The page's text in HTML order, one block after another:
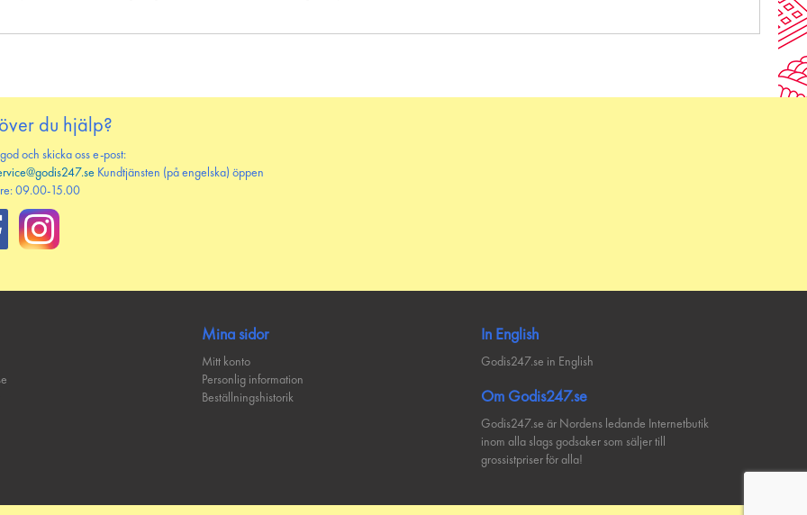
du hjälp?
och skicka oss e-post:
Kundtjänsten (på engelska) öppen
09.00-15.00
Mina sidor
Mitt konto
Personlig information
Beställningshistorik
In English
Godis247.se in English
Om Godis247.se
Godis247.se är Nordens ledande Internetbutik
inom alla slags godsaker som säljer till
grossistpriser för alla!